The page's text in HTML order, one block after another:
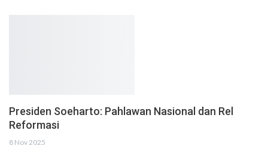
Presiden Soeharto: Pahlawan Nasional dan Rel
Reformasi
8 Nov 2025